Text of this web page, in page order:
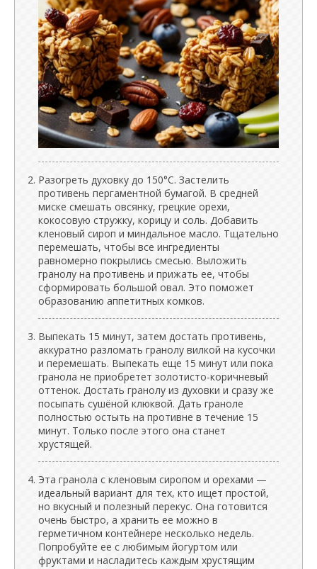
Разогреть духовку до 150°C. Застелить
противень пергаментной бумагой. В средней
миске смешать овсянку, грецкие орехи,
кокосовую стружку, корицу и соль. Добавить
кленовый сироп и миндальное масло. Тщательно
перемешать, чтобы все ингредиенты
равномерно покрылись смесью. Выложить
гранолу на противень и прижать ее, чтобы
сформировать большой овал. Это поможет
образованию аппетитных комков.
Выпекать 15 минут, затем достать противень,
аккуратно разломать гранолу вилкой на кусочки
и перемешать. Выпекать еще 15 минут или пока
гранола не приобретет золотисто-коричневый
оттенок. Достать гранолу из духовки и сразу же
посыпать сушёной клюквой. Дать граноле
полностью остыть на противне в течение 15
минут. Только после этого она станет
хрустящей.
Эта гранола с кленовым сиропом и орехами —
идеальный вариант для тех, кто ищет простой,
но вкусный и полезный перекус. Она готовится
очень быстро, а хранить ее можно в
герметичном контейнере несколько недель.
Попробуйте ее с любимым йогуртом или
фруктами и насладитесь каждым хрустящим